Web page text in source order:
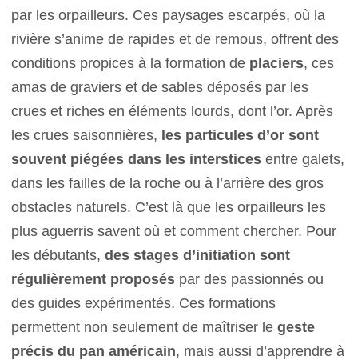
par les orpailleurs. Ces paysages escarpés, où la
rivière s’anime de rapides et de remous, offrent des
conditions propices à la formation de placiers, ces
amas de graviers et de sables déposés par les
crues et riches en éléments lourds, dont l’or. Après
les crues saisonnières, les particules d’or sont
souvent piégées dans les interstices entre galets,
dans les failles de la roche ou à l’arrière des gros
obstacles naturels. C’est là que les orpailleurs les
plus aguerris savent où et comment chercher. Pour
les débutants,des stages d’initiation sont
régulièrement proposés par des passionnés ou
des guides expérimentés. Ces formations
permettent non seulement de maîtriser legeste
précis du pan américain, mais aussi d’apprendre à